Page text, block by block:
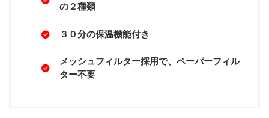
の２種類
３０分の保温機能付き
メッシュフィルター採用で、ペーパーフィル
ター不要